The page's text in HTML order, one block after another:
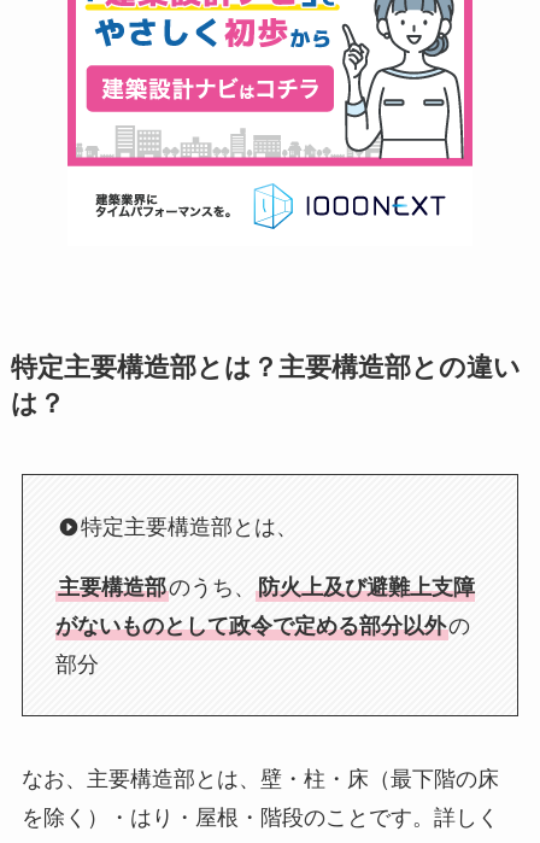
特定主要構造部とは？主要構造部との違い
は？
特定主要構造部とは、
主要構造部のうち、 防火上及び避難上支障
がないものとして政令で定める部分以外の
部分
なお、主要構造部とは、壁・柱・床（最下階の床
を除く）・はり・屋根・階段のことです。詳しく